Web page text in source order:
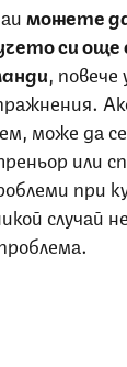
можете
си още
,
може да
или
при
случай